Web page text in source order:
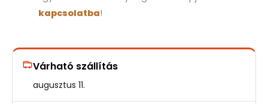
kapcsolatba!
Várható szállítás
augusztus 11.